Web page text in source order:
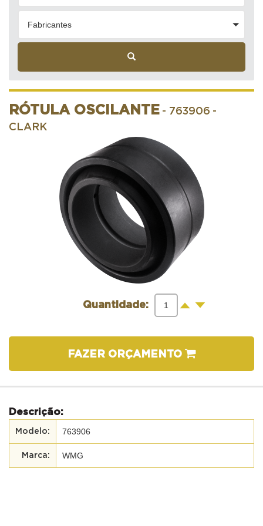
Fabricantes
RÓTULA OSCILANTE - 763906 -
CLARK
Quantidade: + -
FAZER ORÇAMENTO
Descrição:
763906
WMG